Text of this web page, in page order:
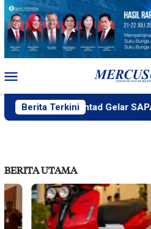
Loncat
konten
Mobile
Berita Terkini
Faktek Untad Gelar SAPA 2026
BERITA UTAMA